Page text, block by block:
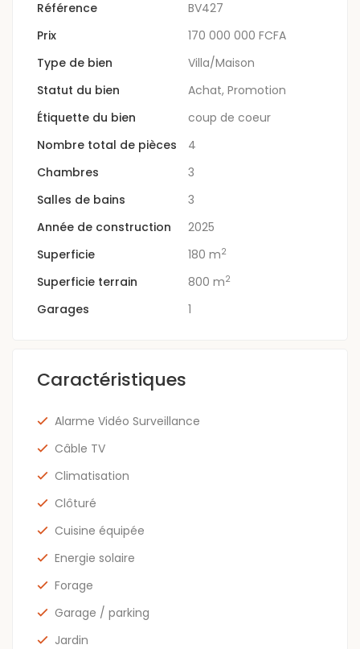
Référence
BV427
Prix
170 000 000 FCFA
Type de bien
Villa/Maison
Statut du bien
Achat, Promotion
Étiquette du bien
coup de coeur
Nombre total de pièces
4
Chambres
3
Salles de bains
3
Année de construction
2025
Superficie
180 m2
Superficie terrain 800 m2
Garages 1
Caractéristiques
Alarme Vidéo Surveillance
Câble TV
Climatisation
Clôturé
Cuisine équipée
Energie solaire
Forage
Garage / parking
Jardin